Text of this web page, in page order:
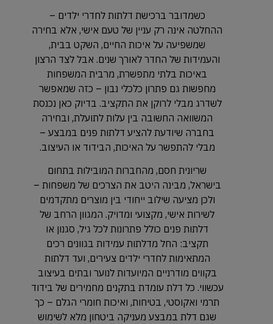
כשמדובר ברכישת דלתות לחדרי ילדים –
ההחלטה אינה רק עניין של טעם אישי, אלא בחירה
שמשפיעה על איכות החיים, השקט בבית,
והעמידות של החדר לאורך שנים. אבל לצד הרצון
באיכות בלתי מתפשרת, מרבית המשפחות
מחפשות גם פתרון כלכלי נבון – כזה שמאפשר
לשדרג מבלי לרוקן את התקציב. בדיוק כאן נכנסת
המשוואה החשובה בין עלות לתועלת, ובחירה
בחברה שיודעת להציע דלתות פנים במבצע –
מבלי להתפשר על האיכות, הבידוד או העיצוב.
שריונית חסם, מהחברות המובילות בתחום
בישראל, מבינה היטב את הצרכים של משפחות –
ולכן מציעה שילוב ייחודי בין מוצרים מתקדמים
לשירות אישי, מקצועי ומדויק. המגוון הרחב של
דלתות פנים כולל פתרונות לכל גיל, סגנון או
תקציב: החל מדלתות עמידות בגוונים רכים
המתאימות לחדרי ילדים צעירים, ועד דלתות
בקווים מודרניים המיועדות לנוער ובתים בעיצוב
עכשווי. כל דלת עומדת בתקנים מחמירים של בידוד
תרמי ואקוסטי, בטיחות, ואיכות חומרי הגלם – כך
שגם דלת במבצע מעניקה ביטחון מלא לשימוש